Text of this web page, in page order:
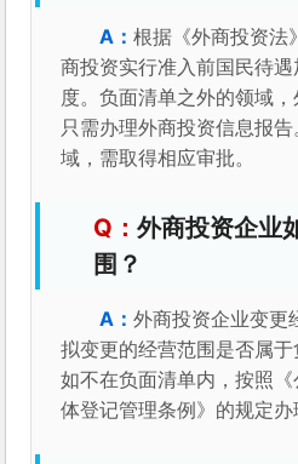
根据《外商投资法
商投资实行准入前国民待
度。负面清单之外的领域，
只需办理外商投资信息报
域，需取得相应审批。
外商投资企业
围？
外商投资企业变更
拟变更的经营范围是否属于
如不在负面清单内，按照
体登记管理条例》的规定办